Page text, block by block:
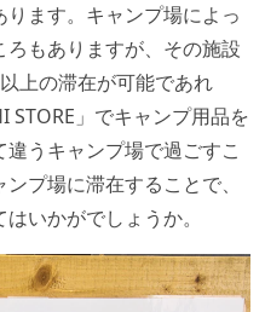
ます。キャンプ場によっ
もありますが、その施設
上の滞在が可能であれ
STORE」でキャンプ用品を
うキャンプ場で過ごすこ
プ場に滞在することで、
いかがでしょうか。